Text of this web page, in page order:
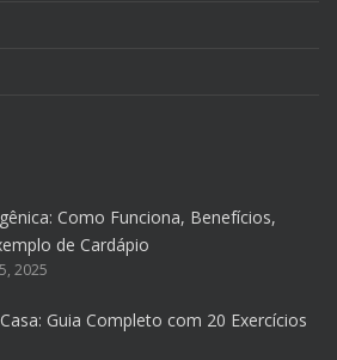
Como Funciona, Benefícios,
de Cardápio
2025
Guia Completo com 20 Exercícios